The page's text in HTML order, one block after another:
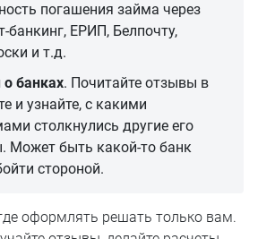
погашения займа через
банкинг, ЕРИП, Белпочту,
и т.д.
банках. Почитайте отзывы в
и узнайте, с какими
столкнулись другие его
Может быть какой-то банк
стороной.
оформлять решать только вам.